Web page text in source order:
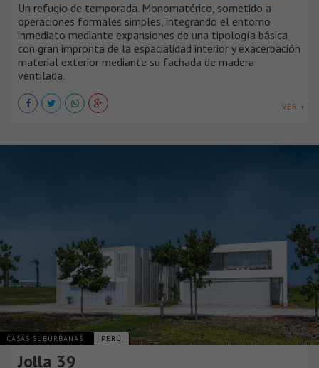
Un refugio de temporada. Monomatérico, sometido a
operaciones formales simples, integrando el entorno
inmediato mediante expansiones de una tipología básica
con gran impronta de la espacialidad interior y exacerbación
material exterior mediante su fachada de madera
ventilada.
VER +
CASAS SUBURBANAS PERÚ
Jolla 39